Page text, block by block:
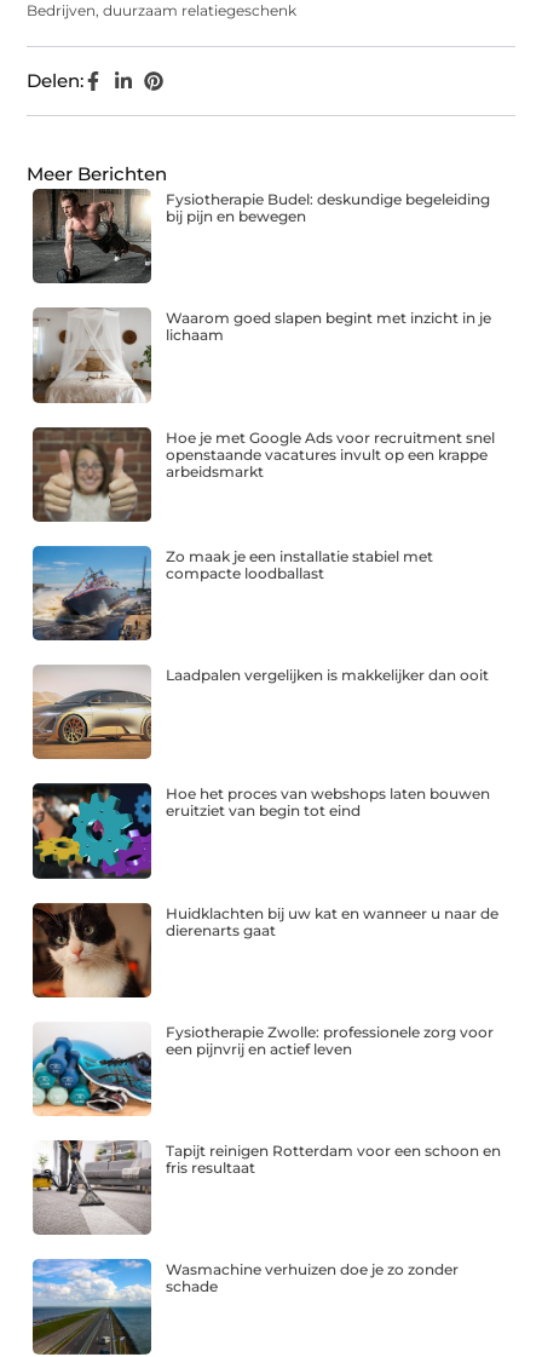
Bedrijven,duurzaam relatiegeschenk
Delen:
Meer Berichten
Fysiotherapie Budel: deskundige begeleiding
bij pijn en bewegen
Waarom goed slapen begint met inzicht in je
lichaam
Hoe je met Google Ads voor recruitment snel
openstaande vacatures invult op een krappe
arbeidsmarkt
Zo maak je een installatie stabiel met
compacte loodballast
Laadpalen vergelijken is makkelijker dan ooit
Hoe het proces van webshops laten bouwen
eruitziet van begin tot eind
Huidklachten bij uw kat en wanneer u naar de
dierenarts gaat
Fysiotherapie Zwolle: professionele zorg voor
een pijnvrij en actief leven
Tapijt reinigen Rotterdam voor een schoon en
fris resultaat
Wasmachine verhuizen doe je zo zonder
schade